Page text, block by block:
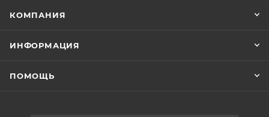
КОМПАНИЯ
ИНФОРМАЦИЯ
ПОМОЩЬ